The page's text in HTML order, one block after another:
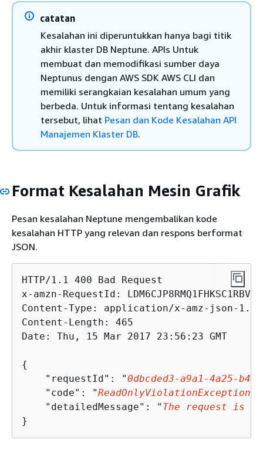
catatan
Kesalahan ini diperuntukkan hanya bagi titik
akhir klaster DB Neptune. APIs Untuk
membuat dan memodifikasi sumber daya
Neptunus dengan AWS SDK AWS CLI dan
memiliki serangkaian kesalahan umum yang
berbeda. Untuk informasi tentang kesalahan
tersebut, lihat Pesan dan Kode Kesalahan API
Manajemen Klaster DB.
Format Kesalahan Mesin Grafik
Pesan kesalahan Neptune mengembalikan kode
kesalahan HTTP yang relevan dan respons berformat
JSON.
HTTP/1.1 400 Bad Request
x-amzn-RequestId:
Content-Type: application/x-amz-json-1.0
Content-Length: 465
Date: Thu, 15 Mar 2017 23:56:23 GMT
{
    "requestId": "
0dbcded3-a9a1-4a25-
    "code": "
ReadOnlyViolationException
    "detailedMessage": "
The request is
}